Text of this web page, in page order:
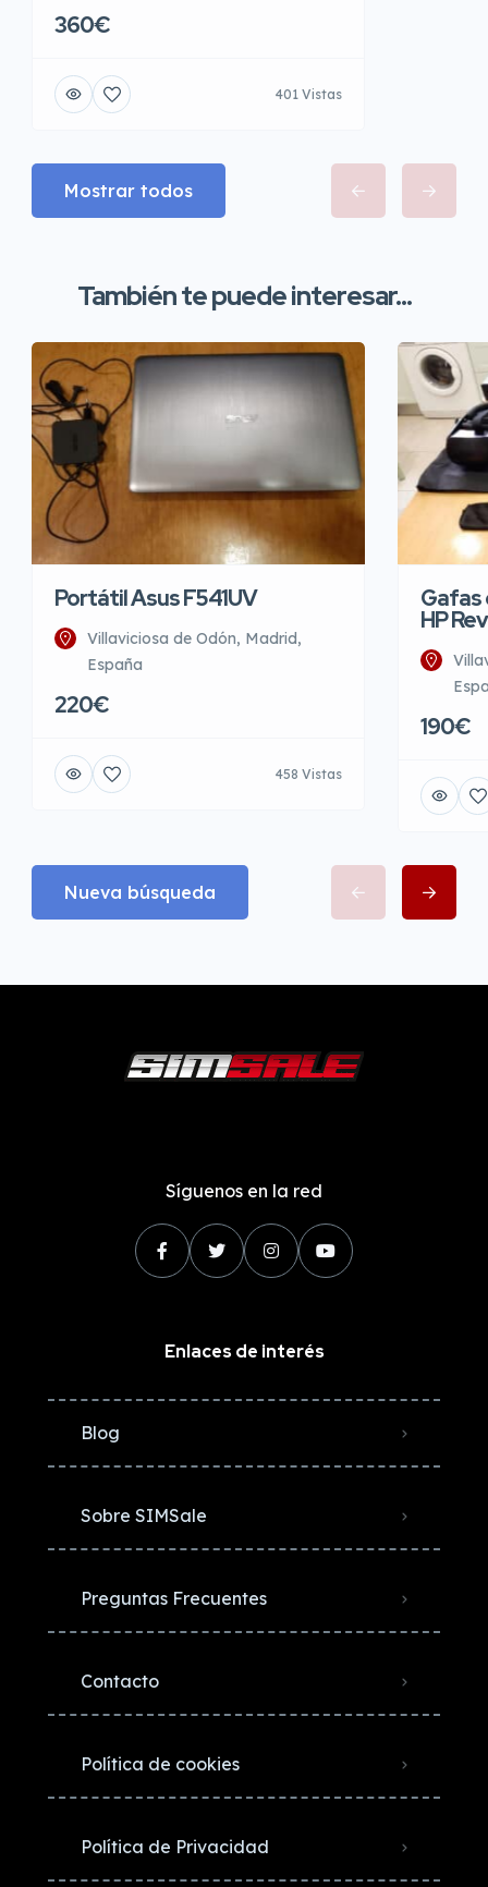
360€
401 Vistas
Mostrar todos
También te puede interesar...
Portátil Asus F541UV
Villaviciosa de Odón, Madrid,
España
220€
458 Vistas
Gafas
HP
190€
Nueva búsqueda
Síguenos en la red
Enlaces de interés
Blog
Sobre SIMSale
Preguntas Frecuentes
Contacto
Política de cookies
Política de Privacidad